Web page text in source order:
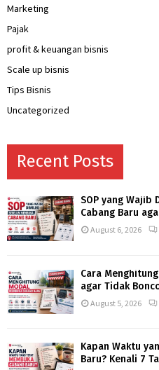
Marketing
Pajak
profit & keuangan bisnis
Scale up bisnis
Tips Bisnis
Uncategorized
Recent Posts
SOP yang Wajib
Cabang Baru
August 6, 2026
Cara
agar Tidak
August 5, 2026
Kapan Waktu
Baru? Kenali 7